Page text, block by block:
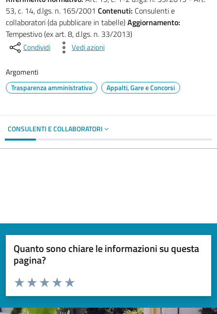
53, c. 14, d.lgs. n. 165/2001 Contenuti: Consulenti e
collaboratori (da pubblicare in tabelle)Aggiornamento:
Tempestivo (ex art. 8, d.lgs. n. 33/2013)
Condividi Vedi azioni
Argomenti
Trasparenza amministrativa Appalti, Gare e Concorsi
CONSULENTI E COLLABORATORI
Quanto sono chiare le informazioni su questa
pagina?
Valuta da 1 a 5 stelle la pagina
Valuta 5 stelle su 5
Valuta 4 stelle su 5
Valuta 3 stelle su 5
Valuta 2 stelle su 5
Valuta 1 stelle su 5